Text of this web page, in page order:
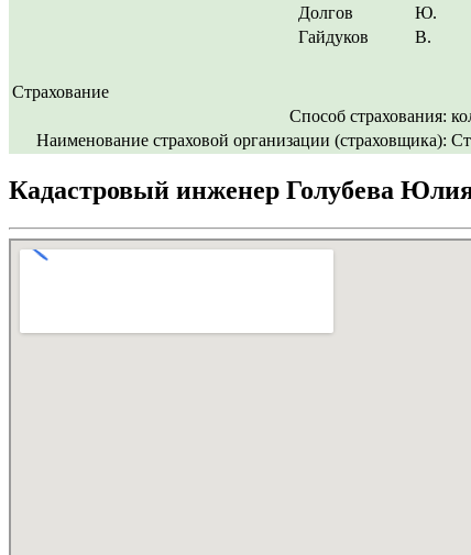
Долгов
Ю.
Гайдуков
В.
Страхование
Способ страхования:
Наименование страховой организации (страховщика):
Кадастровый инженер Голубева